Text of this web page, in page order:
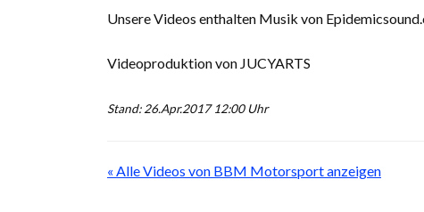
Unsere Videos enthalten Musik von
Videoproduktion von JUCYARTS
Stand: 26.Apr.2017 12:00 Uhr
« Alle Videos von BBM Motorsport anzeigen